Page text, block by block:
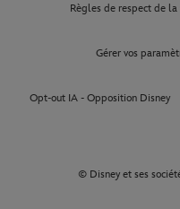
Règles de respect de la
Gérer vos
Opt-out IA - Opposition Disney
© Disney et ses